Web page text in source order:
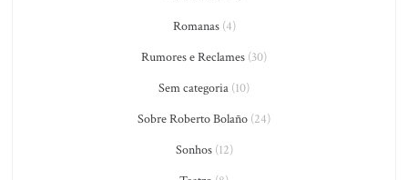
Romanas(4)
Rumores e Reclames (30)
Sem categoria (10)
Sobre Roberto Bolaño (24)
Sonhos(12)